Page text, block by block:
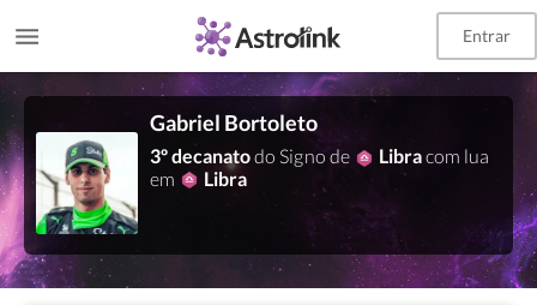
Entrar
Gabriel Bortoleto
3º decanatodo Signo de Libracom lua
em
Libra